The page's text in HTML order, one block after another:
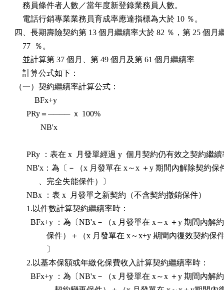
    務員條件者人數／當年度新登錄業務員人數。
    電話行銷專業業務員育成率應達指標為大於 10 ％。
四、長期壽險契約第 13 個月繼續率大於 82 ％，第 25 個月
    77  ％。
    並計算第 37 個月、第 49 個月及第 61 個月繼續率
    計算公式如下：
（一）契約繼續率計算公式：
          BFx+y
      PRy＝──── ｘ 100%
             NB'x
PRy ：表在 x  月發單經過 y  個月契約仍有效之契約繼
NB'x：為〔－（x 月發單在 x～x ＋y 期間內解除契約保
            、完全失能保件）〕
      NBx ：表 x  月發單之新契約（不含契約撤銷保件）
      1.以件數計算契約繼續率時：
BFx+y ：為〔NB'x－（x 月發單在 x～x ＋y 期間內解
保件）＋（x 月發單在 x～x+y 期間內復效契約保
                〕
      2.以基本保額或年繳化保費收入計算契約繼續率時：
BFx+y ：為〔NB'x－（x 月發單在 x～x ＋y 期間內解